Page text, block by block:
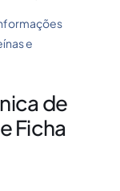
e
de
Ficha